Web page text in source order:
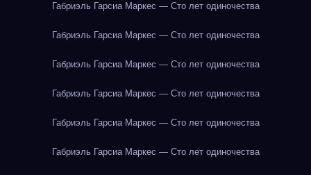
Габриэль Гарсиа Маркес — Сто лет одиночества
Габриэль Гарсиа Маркес — Сто лет одиночества
Габриэль Гарсиа Маркес — Сто лет одиночества
Габриэль Гарсиа Маркес — Сто лет одиночества
Габриэль Гарсиа Маркес — Сто лет одиночества
Габриэль Гарсиа Маркес — Сто лет одиночества